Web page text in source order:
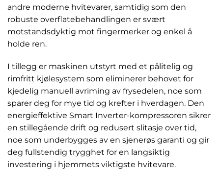
andre moderne hvitevarer, samtidig som den
robuste overflatebehandlingen er svært
motstandsdyktig mot fingermerker og enkel å
holde ren.
I tillegg er maskinen utstyrt med et pålitelig og
rimfritt kjølesystem som eliminerer behovet for
kjedelig manuell avriming av frysedelen, noe som
sparer deg for mye tid og krefter i hverdagen. Den
energieffektive Smart Inverter-kompressoren sikrer
en stillegående drift og redusert slitasje over tid,
noe som underbygges av en sjenerøs garanti og gir
deg fullstendig trygghet for en langsiktig
investering i hjemmets viktigste hvitevare.